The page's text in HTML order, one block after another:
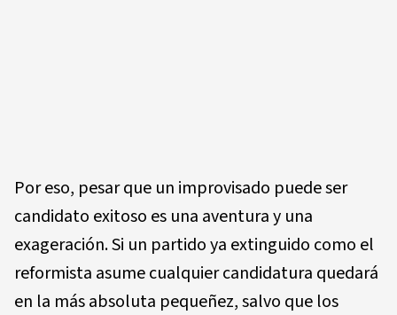
Por eso, pesar que un improvisado puede ser
candidato exitoso es una aventura y una
exageración. Si un partido ya extinguido como el
reformista asume cualquier candidatura quedará
en la más absoluta pequeñez, salvo que los